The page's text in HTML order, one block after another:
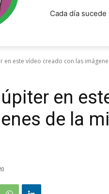
Cada día
en este vídeo creado con las
en
de la